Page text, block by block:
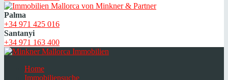
Palma
+34 971 425 016
Santanyi
+34 971 163 400
Home
Immobiliensuche